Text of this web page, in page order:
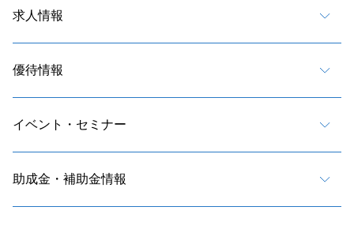
求人情報
優待情報
イベント・セミナー
助成金・補助金情報